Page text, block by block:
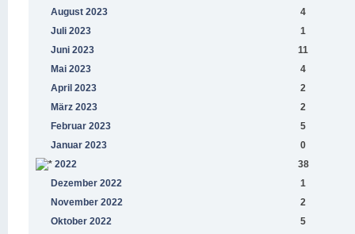
August 2023
4
Juli 2023
1
Juni 2023
11
Mai 2023
4
April 2023
2
März 2023
2
Februar 2023
5
Januar 2023
0
2022
38
Dezember 2022
1
November 2022
2
Oktober 2022
5